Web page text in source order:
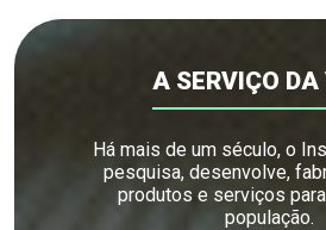
A SERVIÇO DA
Há mais de um século, o
pesquisa, desenvolve,
produtos e serviços
população.